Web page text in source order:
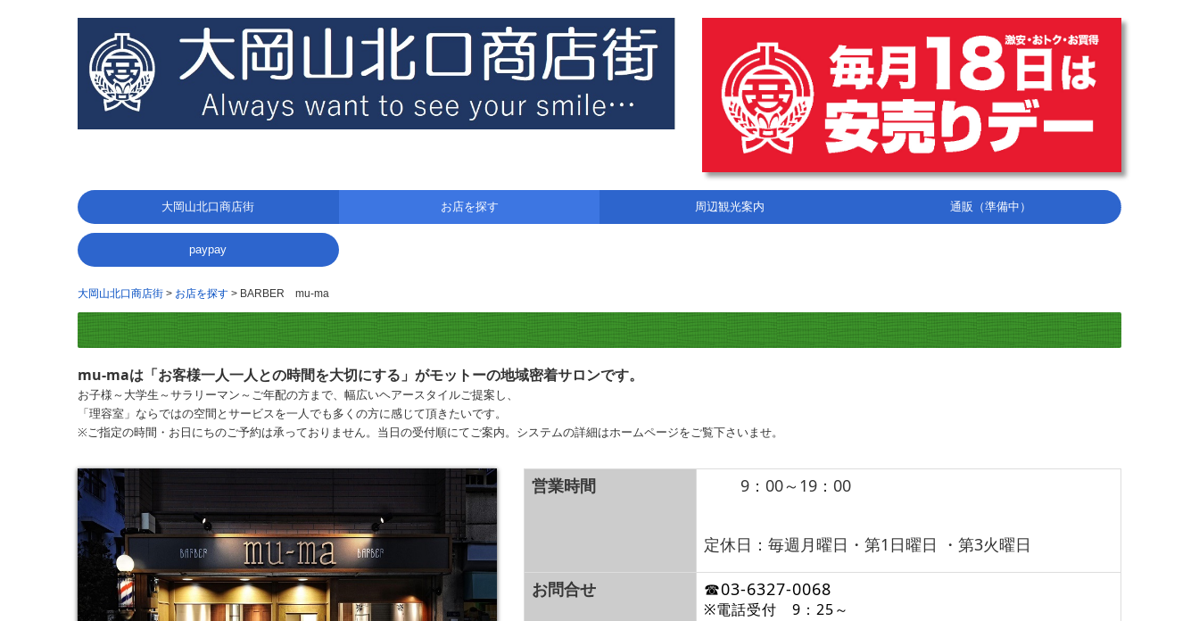
大岡山北口商店街 お店を探す 周辺観光案内 通販（準備中）
paypay
大岡山北口商店街 お店を探す BARBER mu-ma
mu-maは「お客様一人一人との時間を大切にする」がモットーの地域密着サロンです。
お子様～大学生～サラリーマン～ご年配の方まで、幅広いヘアースタイルご提案し、
「理容室」ならではの空間とサービスを一人でも多くの方に感じて頂きたいです。
※ご指定の時間・お日にちのご予約は承っておりません。 当日の受付順にてご案内。システムの詳細はホームページをご覧下さいませ。
営業時間 9 ：00～19：00
定休日：毎週月曜日・第1日曜日 ・第3火曜日
お問合せ ☎03-6327-0068
※電話受付 9：25～